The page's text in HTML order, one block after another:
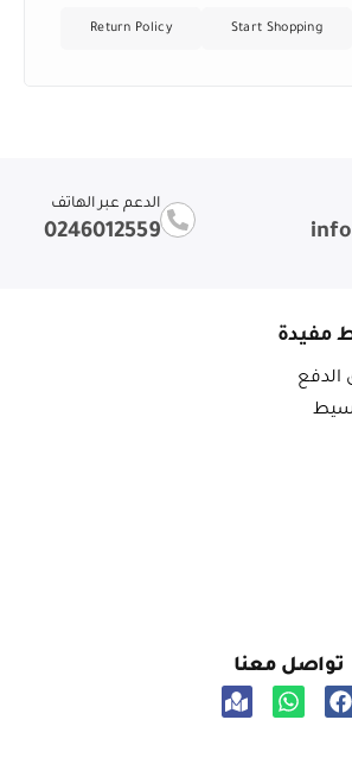
Start Shopping
Return Policy
الدعم عبر الهاتف
0246012559
مفيدة
الدفع
تواصل معنا